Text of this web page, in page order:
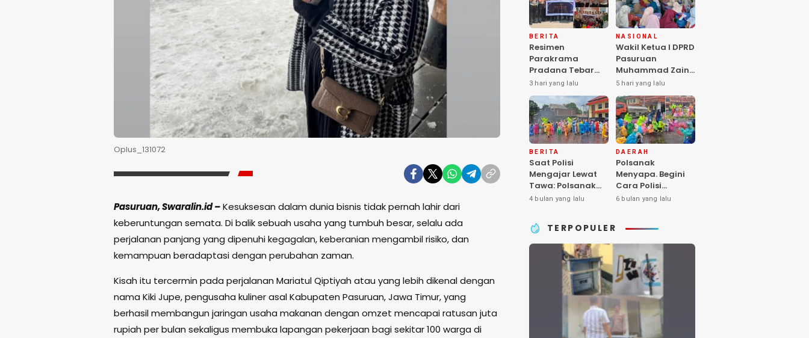
Oplus_131072
Pasuruan, Swaralin.id –Kesuksesan dalam dunia bisnis tidak pernah lahir dari
keberuntungan semata. Di balik sebuah usaha yang tumbuh besar, selalu ada
perjalanan panjang yang dipenuhi kegagalan, keberanian mengambil risiko, dan
kemampuan beradaptasi dengan perubahan zaman.
Kisah itu tercermin pada perjalanan Mariatul Qiptiyah atau yang lebih dikenal dengan
nama Kiki Jupe, pengusaha kuliner asal Kabupaten Pasuruan, Jawa Timur, yang
berhasil membangun jaringan usaha makanan dengan omzet mencapai ratusan juta
rupiah per bulan sekaligus membuka lapangan pekerjaan bagi sekitar 100 warga di
BERITA
Resimen
Parakrama
Pradana Tebar
Kepedulian di
Panti Asuhan
Griya Balita SYD,
Peluk Hangat
Balita Terlantar
“POLRI Hadir
Dengan Hati”
3 hari yang lalu
NASIONAL
Wakil Ketua I DPRD
Pasuruan
Muhammad Zaini
Soroti Krisis
Fasilitas Sekolah
di Tengah Efisiensi
Anggaran
5 hari yang lalu
BERITA
Saat Polisi
Mengajar Lewat
Tawa: Polsanak
Pasuruan Sentuh
Sejak Dini
4 bulan yang lalu
DAERAH
Polsanak
Menyapa. Begini
Cara Polisi
Mendekatkan
Sejak Usia Dini
6 bulan yang lalu
TERPOPULER